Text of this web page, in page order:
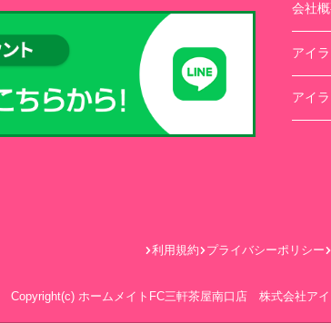
会社
アイ
アイ
利用規約 プライバシーポリシー
Copyright(c) ホームメイトFC三軒茶屋南口店 株式会社ア